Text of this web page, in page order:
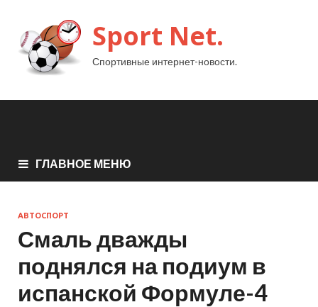
Sport Net.
Спортивные интернет-новости.
ГЛАВНОЕ МЕНЮ
АВТОСПОРТ
Смаль дважды
поднялся на подиум в
испанской Формуле-4